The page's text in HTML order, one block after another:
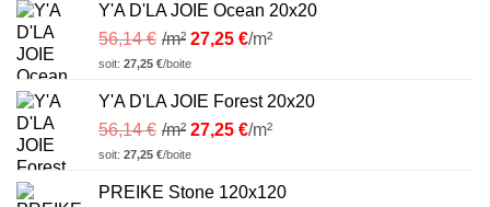
Y'A D'LA JOIE Ocean 20x20
56,14€ /m² 27,25 €/m²
soit: 27,25 €/boite
Y'A D'LA JOIE Forest 20x20
56,14€ /m² 27,25 €/m²
soit: 27,25 €/boite
PREIKE Stone 120x120